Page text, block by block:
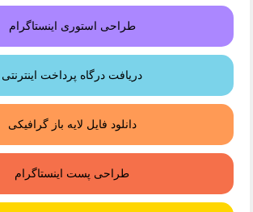
طراحی استوری اینستاگرام
دریافت درگاه پرداخت اینترنتی
دانلود فایل لایه باز گرافیکی
طراحی پست اینستاگرام